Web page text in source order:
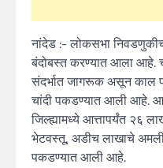
नांदेड :- लोकसभा
बंदोबस्त करण्यात आला आहे.
संदर्भात जागरूक असून काल
चांदी पकडण्यात आली आहे.
जिल्ह्यामध्ये आत्तापर्यंत २६
भेटवस्तू, अडीच लाखाचे अमली
पकडण्यात आली आहे.